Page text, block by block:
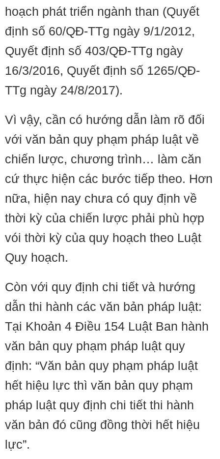
hoạch phát triển ngành than (Quyết
định số 60/QĐ-TTg ngày 9/1/2012,
Quyết định số 403/QĐ-TTg ngày
16/3/2016, Quyết định số 1265/QĐ-
TTg ngày 24/8/2017).
Vì vậy, cần có hướng dẫn làm rõ đối
với văn bản quy phạm pháp luật về
chiến lược, chương trình… làm căn
cứ thực hiện các bước tiếp theo. Hơn
nữa, hiện nay chưa có quy định về
thời kỳ của chiến lược phải phù hợp
vói thời kỳ của quy hoạch theo Luật
Quy hoạch.
Còn với quy định chi tiết và hướng
dẫn thi hành các văn bản pháp luật:
Tại Khoản 4 Điều 154 Luật Ban hành
văn bản quy phạm pháp luật quy
định: “Văn bản quy phạm pháp luật
hết hiệu lực thì văn bản quy phạm
pháp luật quy định chi tiết thi hành
văn bản đó cũng đồng thời hết hiệu
lực”.